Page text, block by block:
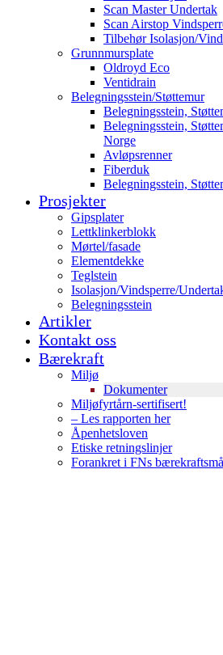
Scan Master Undertak
Scan Airstop
Tilbehør Isolasjon/
Grunnmursplate
Oldroyd Eco
Ventidrain
Belegningsstein/Støttemur
Belegningsstein,
Belegningsstein,
Norge
Avløpsrenner
Fiberduk
Belegningsstein,
Prosjekter
Gipsplater
Lettklinkerblokk
Mørtel/fasade
Elementdekke
Teglstein
Isolasjon/Vindsperre/
Belegningsstein
Artikler
Kontakt oss
Bærekraft
Miljø
Dokumenter
Miljøfyrtårn-sertifisert!
– Les rapporten her
Åpenhetsloven
Etiske retningslinjer
Forankret i FNs